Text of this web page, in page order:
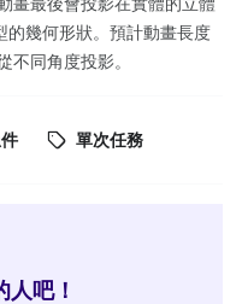
的幾何形狀。預計動畫長度
同角度投影。
單次任務
吧！